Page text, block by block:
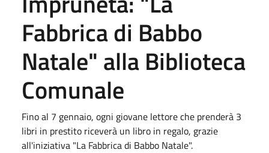
Fabbrica di Babbo
Natale" alla Biblioteca
Comunale
Fino al 7 gennaio, ogni giovane lettore che prenderà 3
libri in prestito riceverà un libro in regalo, grazie
all'iniziativa "La Fabbrica di Babbo Natale".